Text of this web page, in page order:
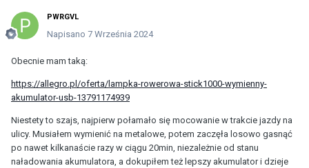
PWRGVL
Napisano 7 Września 2024
Obecnie mam taką:
https://allegro.pl/oferta/lampka-rowerowa-stick1000-wymienny-
akumulator-usb-13791174939
Niestety to szajs, najpierw połamało się mocowanie w trakcie jazdy na
ulicy. Musiałem wymienić na metalowe, potem zaczęła losowo gasnąć
po nawet kilkanaście razy w ciągu 20min, niezależnie od stanu
naładowania akumulatora, a dokupiłem też lepszy akumulator i dzieje